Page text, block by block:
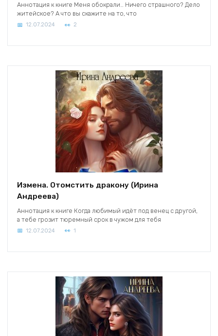
Аннотация к книге Меня обокрали… Ничего страшного? Дело
житейское? А что вы скажите на то, что
12.07.2024 2
Измена. Отомстить дракону (Ирина
Андреева)
Аннотация к книге Когда любимый идёт под венец с другой,
а тебе грозит тюремный срок в чужом для тебя
12.07.2024 1